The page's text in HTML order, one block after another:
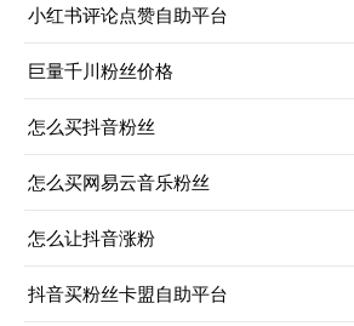
小红书评论点赞自助平台
巨量千川粉丝价格
怎么买抖音粉丝
怎么买网易云音乐粉丝
怎么让抖音涨粉
抖音买粉丝卡盟自助平台